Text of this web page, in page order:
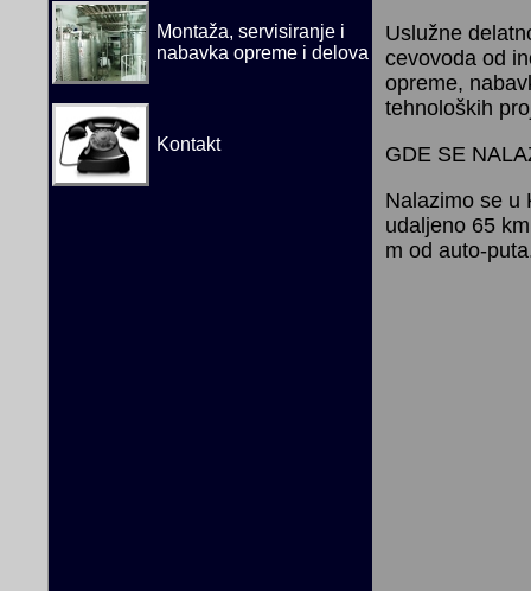
Montaža, servisiranje i
nabavka opreme i delova
Kontakt
Uslužne
cevovoda od
opreme,
tehnoloških
GDE SE
Nalazimo se u
udaljeno 65
m od auto-